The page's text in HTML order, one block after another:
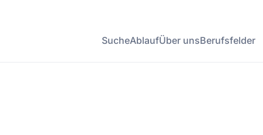
SucheAblaufÜber unsBerufsfelder